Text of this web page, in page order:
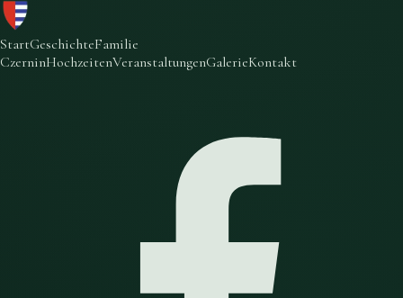
StartGeschichteFamilie
CzerninHochzeitenVeranstaltungenGalerieKontakt